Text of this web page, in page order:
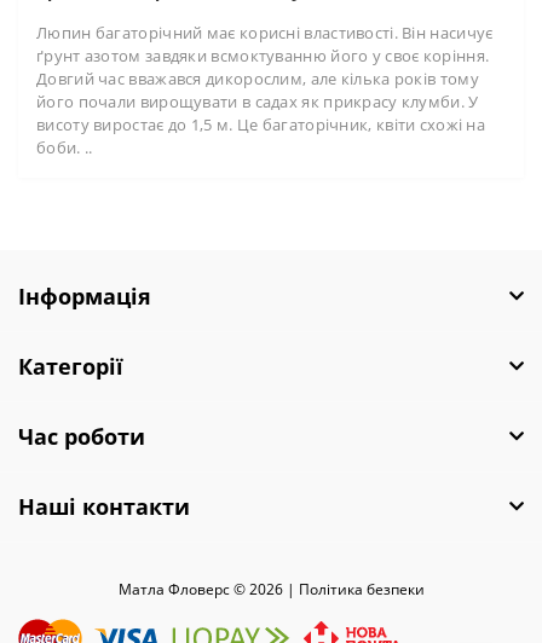
Люпин багаторічний має корисні властивості. Він насичує
ґрунт азотом завдяки всмоктуванню його у своє коріння.
Довгий час вважався дикорослим, але кілька років тому
його почали вирощувати в садах як прикрасу клумби. У
висоту виростає до 1,5 м. Це багаторічник, квіти схожі на
боби. ..
Інформація
Категорії
Час роботи
Наші контакти
Матла Фловерс © 2026 | Полiтика безпеки